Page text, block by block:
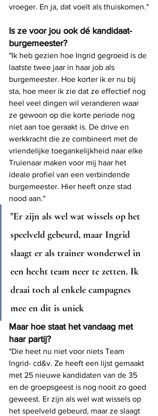
vroeger. En ja, dat voelt als thuiskomen."
Is ze voor jou ook dé kandidaat-
burgemeester?
"Ik heb gezien hoe Ingrid gegroeid is de
laatste twee jaar in haar job als
burgemeester. Hoe korter ik er nu bij
sta, hoe meer ik zie dat ze effectief nog
heel veel dingen wil veranderen waar
ze gewoon op die korte periode nog
niet aan toe geraakt is. De drive en
werkkracht die ze combineert met de
vriendelijke toegankelijkheid naar elke
Truienaar maken voor mij haar het
ideale profiel van een verbindende
burgemeester. Hier heeft onze stad
nood aan."
"Er zijn als wel wat wissels op het
speelveld gebeurd, maar Ingrid
slaagt er als trainer wonderwel in
een hecht team neer te zetten. Ik
draai toch al enkele campagnes
mee en dit is uniek
Maar hoe staat het vandaag met
haar partij?
"Die heet nu niet voor niets Team
Ingrid- cd&v. Ze heeft een lijst gemaakt
met 25 nieuwe kandidaten van de 35
en de groepsgeest is nog nooit zo goed
geweest. Er zijn als wel wat wissels op
het speelveld gebeurd, maar ze slaagt